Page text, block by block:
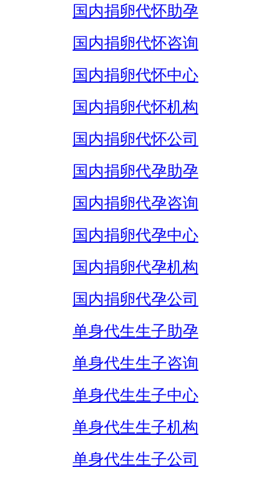
国内捐卵代怀助孕
国内捐卵代怀咨询
国内捐卵代怀中心
国内捐卵代怀机构
国内捐卵代怀公司
国内捐卵代孕助孕
国内捐卵代孕咨询
国内捐卵代孕中心
国内捐卵代孕机构
国内捐卵代孕公司
单身代生生子助孕
单身代生生子咨询
单身代生生子中心
单身代生生子机构
单身代生生子公司